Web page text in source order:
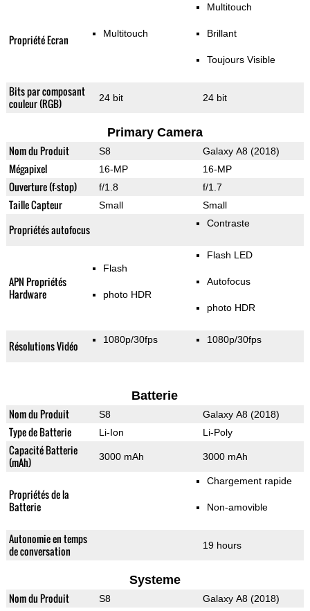
Propriété Ecran Multitouch
Multitouch
Brillant
Toujours Visible
Bits par composant
couleur (RGB)
24 bit 24 bit
Primary Camera
Nom du Produit S8 Galaxy A8 (2018)
Mégapixel 16-MP 16-MP
Ouverture (f-stop) f/1.8 f/1.7
Taille Capteur Small Small
Propriétés autofocus Contraste
APN Propriétés
Hardware
Flash
photo HDR
Flash LED
Autofocus
photo HDR
Résolutions Vidéo 1080p/30fps 1080p/30fps
Batterie
Nom du Produit S8 Galaxy A8 (2018)
Type de Batterie Li-Ion Li-Poly
Capacité Batterie
(mAh)
3000 mAh 3000 mAh
Propriétés de la
Batterie
Chargement rapide
Non-amovible
Autonomie en temps
de conversation
19 hours
Systeme
Nom du Produit S8 Galaxy A8 (2018)